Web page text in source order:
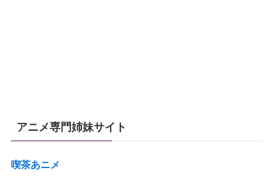
アニメ専門姉妹サイト
喫茶あニメ